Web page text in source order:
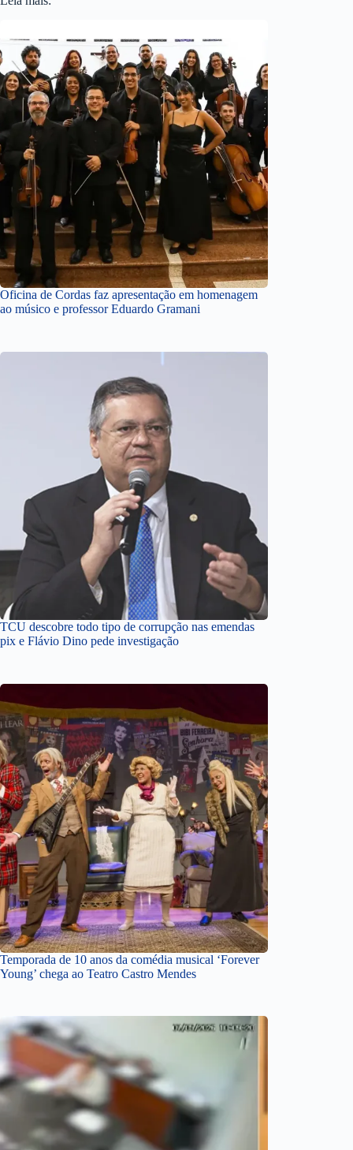
Oficina de Cordas faz apresentação em homenagem
ao músico e professor Eduardo Gramani
TCU descobre todo tipo de corrupção nas emendas
pix e Flávio Dino pede investigação
Temporada de 10 anos da comédia musical ‘Forever
Young’ chega ao Teatro Castro Mendes